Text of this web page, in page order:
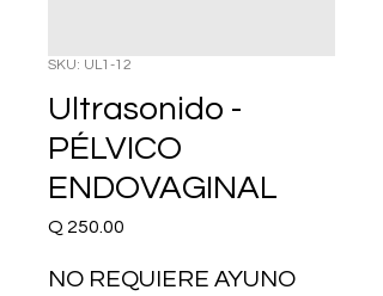
SKU: UL1-12
Ultrasonido -
PÉLVICO
ENDOVAGINAL
Q 250.00
NO REQUIERE AYUNO